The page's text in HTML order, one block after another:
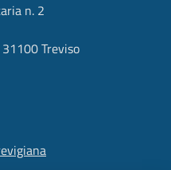
n. 2
Treviso